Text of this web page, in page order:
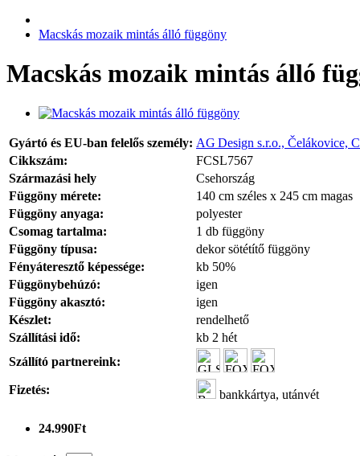
Macskás mozaik mintás álló függöny
Macskás mozaik mintás álló
Gyártó és EU-ban felelős személy: AG Design s.r.o., Čelákovice,
Cikkszám:
FCSL7567
Származási hely
Csehország
Függöny mérete:
140 cm széles x 245 cm magas
Függöny anyaga:
polyester
Csomag tartalma:
1 db függöny
Függöny típusa:
dekor sötétítő függöny
Fényáteresztő képessége:
kb 50%
Függönybehúzó:
igen
Függöny akasztó:
igen
Készlet:
rendelhető
Szállítási idő:
kb 2 hét
Szállító partnereink:
Fizetés: bankkártya, utánvét
24.990Ft